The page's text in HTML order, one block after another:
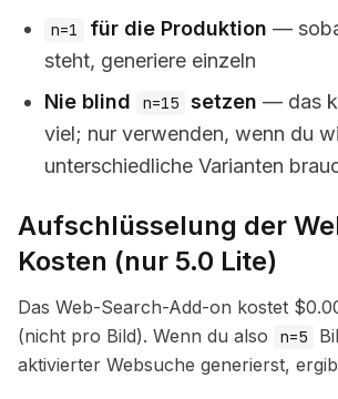
n=1 für die Produktion —
steht, generiere einzeln
Nie blind
n=15 setzen — das
viel; nur verwenden, wenn du
unterschiedliche Varianten
Aufschlüsselung der
Kosten (nur 5.0 Lite)
Das Web-Search-Add-on kostet
(nicht pro Bild). Wenn du also
n=5
aktivierter Websuche generierst,